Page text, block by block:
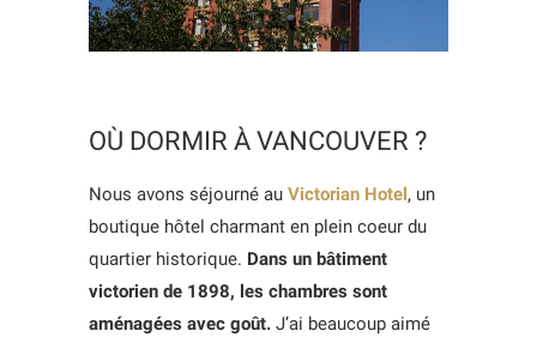
OÙ DORMIR À VANCOUVER ?
Nous avons séjourné au Victorian Hotel, un
boutique hôtel charmant en plein coeur du
quartier historique. Dans un bâtiment
victorien de 1898, les chambres sont
aménagées avec goût. J’ai beaucoup aimé